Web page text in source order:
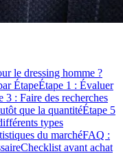
le dressing homme ?
ÉtapeÉtape 1 : Évaluer
3 : Faire des recherches
que la quantitéÉtape 5
types
du marchéFAQ :
Checklist avant achat